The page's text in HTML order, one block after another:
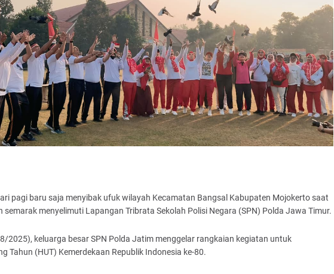
pagi baru saja menyibak ufuk wilayah Kecamatan Bangsal Kabupaten Mojokerto saat
semarak menyelimuti Lapangan Tribrata Sekolah Polisi Negara (SPN) Polda Jawa Timur.
2025), keluarga besar SPN Polda Jatim menggelar rangkaian kegiatan untuk
Tahun (HUT) Kemerdekaan Republik Indonesia ke-80.